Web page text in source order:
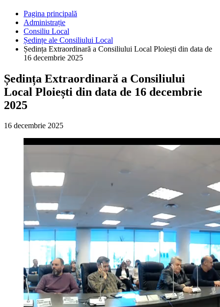
Pagina principală
Administrație
Consiliu Local
Ședințe ale Consiliului Local
Ședința Extraordinară a Consiliului Local Ploiești din data de
16 decembrie 2025
Ședința Extraordinară a Consiliului
Local Ploiești din data de 16 decembrie
2025
16 decembrie 2025